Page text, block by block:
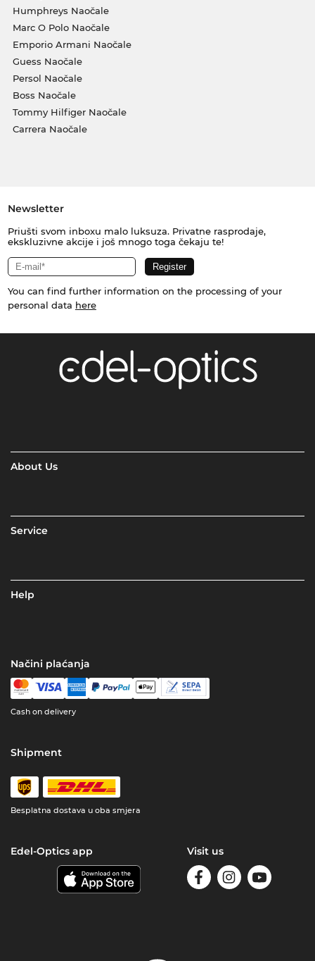
Humphreys Naočale
Marc O Polo Naočale
Emporio Armani Naočale
Guess Naočale
Persol Naočale
Boss Naočale
Tommy Hilfiger Naočale
Carrera Naočale
Newsletter
Priušti svom inboxu malo luksuza. Privatne rasprodaje,
ekskluzivne akcije i još mnogo toga čekaju te!
You can find further information on the processing of your
personal data here
About Us
Service
Help
Načini plaćanja
Cash on delivery
Shipment
Besplatna dostava u oba smjera
Edel-Optics app Visit us